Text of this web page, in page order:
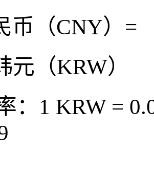
币（CNY）=
元（KRW）
：1 KRW =